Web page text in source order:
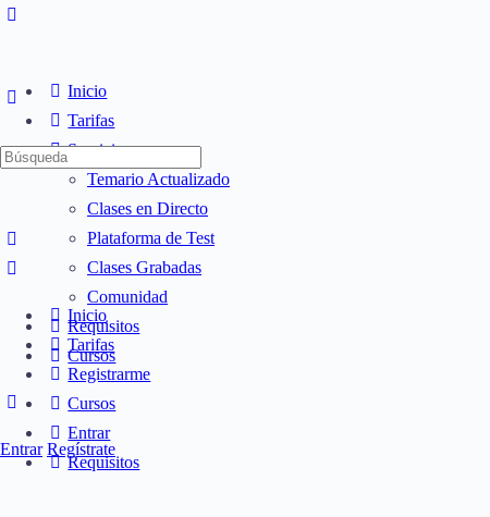
Inicio
Tarifas
Servicios
Temario Actualizado
Clases en Directo
Plataforma de Test
Clases Grabadas
Comunidad
Requisitos
Cursos
Entrar Regístrate
Búsqueda
Inicio
Tarifas
Registrarme
Cursos
Entrar
Requisitos